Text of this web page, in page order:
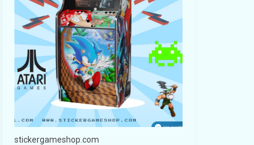
stickergameshop.com